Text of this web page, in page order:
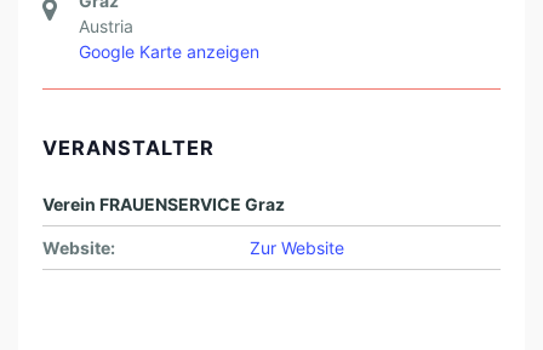
Austria
Google Karte anzeigen
VERANSTALTER
Verein FRAUENSERVICE Graz
Website: Zur Website